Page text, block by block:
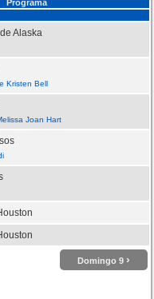
Programa
Alaska
Kristen Bell
Joan Hart
Domingo 9 ›